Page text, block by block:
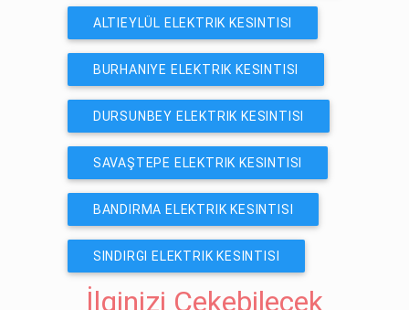
KESINTISI
ALTIEYLÜL ELEKTRIK KESINTISI
BURHANIYE ELEKTRIK KESINTISI
DURSUNBEY ELEKTRIK KESINTISI
SAVAŞTEPE ELEKTRIK KESINTISI
BANDIRMA ELEKTRIK KESINTISI
SINDIRGI ELEKTRIK KESINTISI
İlginizi Çekebilecek